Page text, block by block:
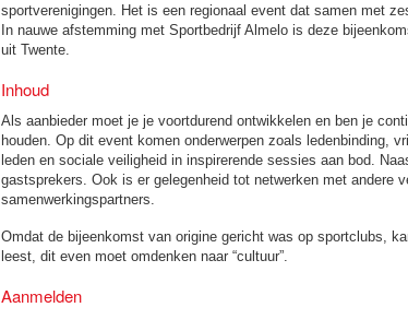
sportverenigingen. Het is een regionaal event dat samen met
In nauwe afstemming met Sportbedrijf Almelo is deze
uit Twente.
Inhoud
Als aanbieder moet je je voortdurend ontwikkelen en ben je
houden. Op dit event komen onderwerpen zoals ledenbinding,
leden en sociale veiligheid in inspirerende sessies aan bod.
gastsprekers. Ook is er gelegenheid tot netwerken met andere
samenwerkingspartners.
Omdat de bijeenkomst van origine gericht was op sportclubs,
leest, dit even moet omdenken naar “cultuur”.
Aanmelden